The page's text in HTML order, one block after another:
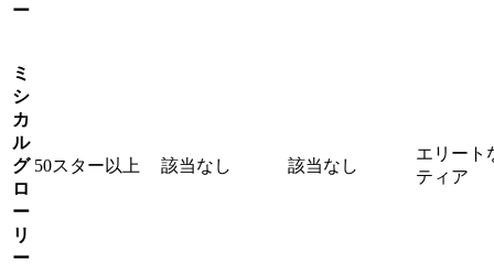
ー
ミ
シ
カ
ル
グ
ロ
ー
リ
ー
50スター以上 該当なし 該当なし
エリート
ティア